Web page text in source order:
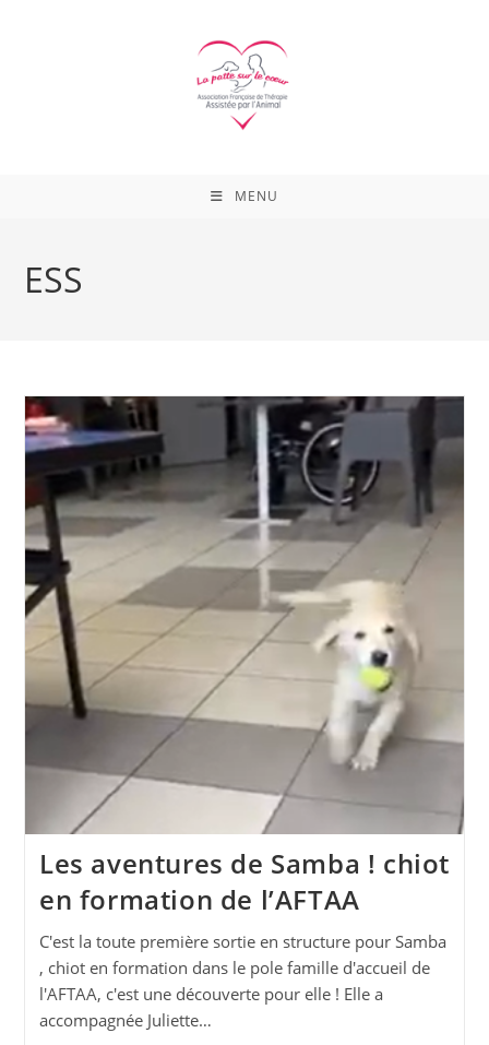
MENU
ESS
Les aventures de Samba ! chiot
en formation de l’AFTAA
C'est la toute première sortie en structure pour Samba
, chiot en formation dans le pole famille d'accueil de
l'AFTAA, c'est une découverte pour elle ! Elle a
accompagnée Juliette…